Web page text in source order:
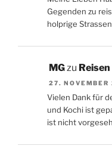
Gegenden zu
holprige
MG zu
27. NOVEMBER
Vielen Dank für
und Kochi ist
ist nicht